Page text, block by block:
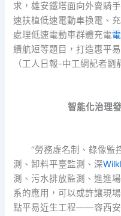
求，雄安鐵塔面向外賣騎
速扶植低速電動車換電、
處理低速電動車群體充電
續航短等題目，打造惠平
（工人日報-中工網記者劉
智能化治理
“勞務虛名制、錄像監
測、卸料平臺監測、深
測、污水排放監測、進進
系的應用，可以或許讓現
點平易近生工程——容西安